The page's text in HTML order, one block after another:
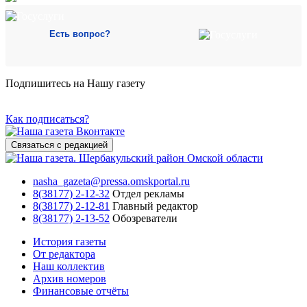
Есть вопрос?
Подпишитесь на Нашу газету
Как подписаться?
Связаться с редакцией
nasha_gazeta@pressa.omskportal.ru
8(38177) 2-12-32 Отдел рекламы
8(38177) 2-12-81 Главный редактор
8(38177) 2-13-52 Обозреватели
История газеты
От редактора
Наш коллектив
Архив номеров
Финансовые отчёты